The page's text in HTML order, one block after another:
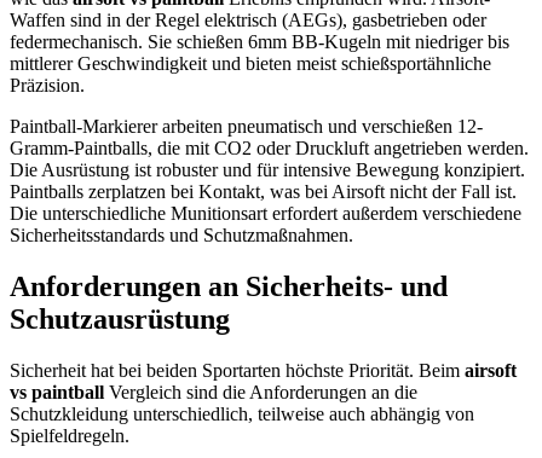
Waffen sind in der Regel elektrisch (AEGs), gasbetrieben oder
federmechanisch. Sie schießen 6mm BB-Kugeln mit niedriger bis
mittlerer Geschwindigkeit und bieten meist schießsportähnliche
Präzision.
Paintball-Markierer arbeiten pneumatisch und verschießen 12-
Gramm-Paintballs, die mit CO2 oder Druckluft angetrieben werden.
Die Ausrüstung ist robuster und für intensive Bewegung konzipiert.
Paintballs zerplatzen bei Kontakt, was bei Airsoft nicht der Fall ist.
Die unterschiedliche Munitionsart erfordert außerdem verschiedene
Sicherheitsstandards und Schutzmaßnahmen.
Anforderungen an Sicherheits- und
Schutzausrüstung
Sicherheit hat bei beiden Sportarten höchste Priorität. Beim airsoft
vs paintball Vergleich sind die Anforderungen an die
Schutzkleidung unterschiedlich, teilweise auch abhängig von
Spielfeldregeln.